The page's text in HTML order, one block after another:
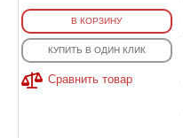
В КОРЗИНУ
КУПИТЬ В ОДИН КЛИК
Сравнить товар